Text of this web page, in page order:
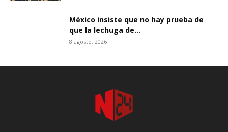
México insiste que no hay prueba de
que la lechuga de...
8 agosto, 2026